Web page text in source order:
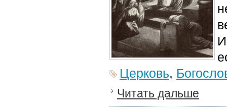
Церковь,
Читать дальше